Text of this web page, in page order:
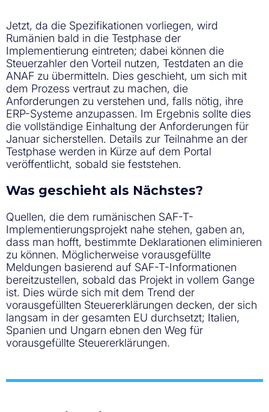
Jetzt, da die Spezifikationen vorliegen, wird
Rumänien bald in die Testphase der
Implementierung eintreten; dabei können die
Steuerzahler den Vorteil nutzen, Testdaten an die
ANAF zu übermitteln. Dies geschieht, um sich mit
dem Prozess vertraut zu machen, die
Anforderungen zu verstehen und, falls nötig, ihre
ERP-Systeme anzupassen. Im Ergebnis sollte dies
die vollständige Einhaltung der Anforderungen für
Januar sicherstellen. Details zur Teilnahme an der
Testphase werden in Kürze auf dem Portal
veröffentlicht, sobald sie feststehen.
Was geschieht als Nächstes?
Quellen, die dem rumänischen SAF-T-
Implementierungsprojekt nahe stehen, gaben an,
dass man hofft, bestimmte Deklarationen eliminieren
zu können. Möglicherweise vorausgefüllte
Meldungen basierend auf SAF-T-Informationen
bereitzustellen, sobald das Projekt in vollem Gange
ist. Dies würde sich mit dem Trend der
vorausgefüllten Steuererklärungen decken, der sich
langsam in der gesamten EU durchsetzt; Italien,
Spanien und Ungarn ebnen den Weg für
vorausgefüllte Steuererklärungen.